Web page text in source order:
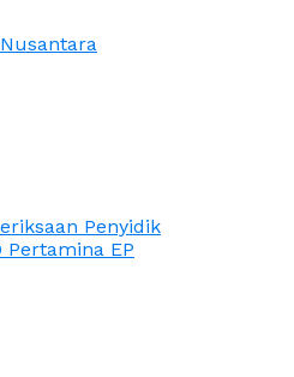
Penyidik
Pertamina EP